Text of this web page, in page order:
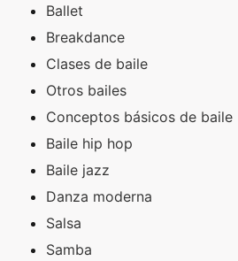
Ballet
Breakdance
Clases de baile
Otros bailes
Conceptos básicos de baile
Baile hip hop
Baile jazz
Danza moderna
Salsa
Samba